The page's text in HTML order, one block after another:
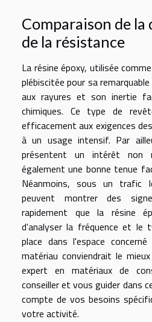
Comparaison de
de la résistance
La résine époxy, utilisée
plébiscitée pour sa
aux rayures et son inertie
chimiques. Ce type de
efficacement aux exigences
à un usage intensif. Par
présentent un intérêt non
également une bonne tenue
Néanmoins, sous un trafic
peuvent montrer des
rapidement que la résine
d'analyser la fréquence et le
place dans l'espace
matériau conviendrait le
expert en matériaux de
conseiller et vous guider dans
compte de vos besoins
votre activité.